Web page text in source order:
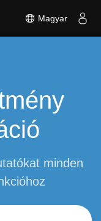
Magyar
minden